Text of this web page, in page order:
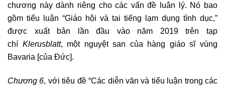
chương này dành riêng cho các vấn đề luân lý. Nó bao
gồm tiểu luận “Giáo hội và tai tiếng lạm dụng tình dục,”
được xuất bản lần đầu vào năm 2019 trên tạp
chí Klerusblatt, một nguyệt san của hàng giáo sĩ vùng
Bavaria [của Đức].
Chương 6, với tiêu đề “Các diễn văn và tiểu luận trong các